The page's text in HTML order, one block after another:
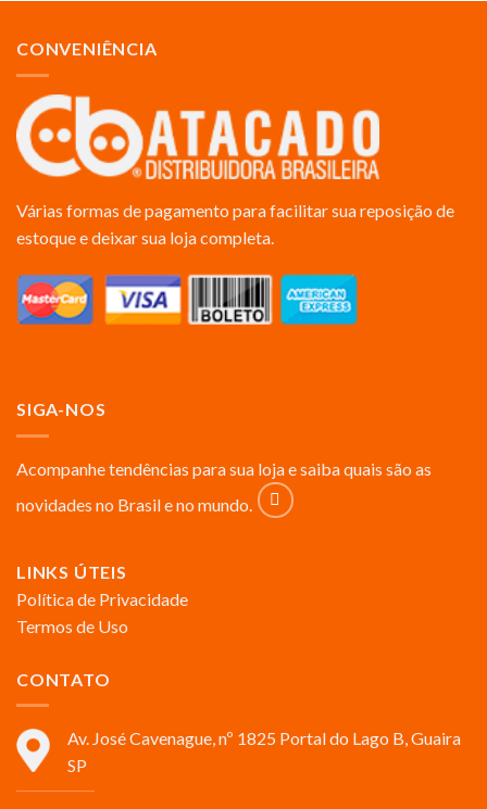
CONVENIÊNCIA
Várias formas de pagamento para facilitar sua reposição de
estoque e deixar sua loja completa.
SIGA-NOS
Acompanhe tendências para sua loja e saiba quais são as
novidades no Brasil e no mundo.
LINKS ÚTEIS
Política de Privacidade
Termos de Uso
CONTATO
Av. José Cavenague, nº 1825 Portal do Lago B, Guaira
SP